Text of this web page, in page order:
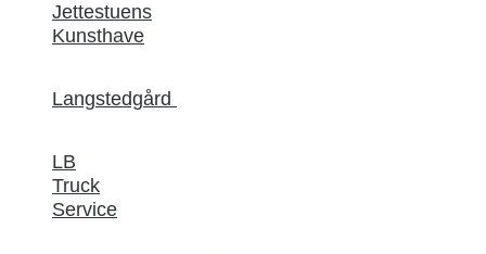
Jettestuens
Kunsthave
Langstedgård
LB
Truck
Service